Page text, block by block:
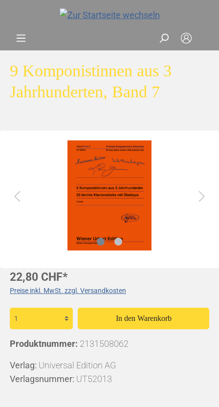
9 Komponistinnen aus 3
Jahrhunderten, Band 7
22,80 CHF*
Preise inkl. MwSt. zzgl. Versandkosten
In den Warenkorb
Produktnummer: 2131508062
Verlag: Universal Edition AG
Verlagsnummer: UT52013